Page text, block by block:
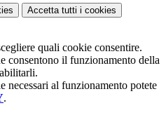
Accetta tutti i cookies
quali cookie consentire.
consentono il funzionamento della
necessari al funzionamento potete
.